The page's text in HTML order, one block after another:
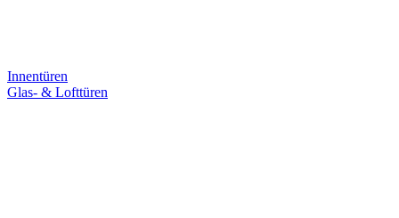
Innentüren
Glas- & Lofttüren